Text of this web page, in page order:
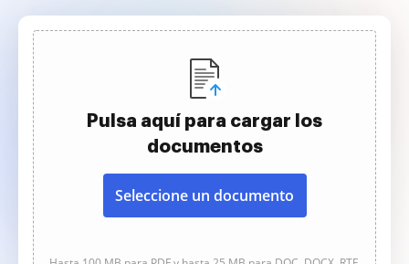
Pulsa aquí para cargar los
documentos
Seleccione un documento